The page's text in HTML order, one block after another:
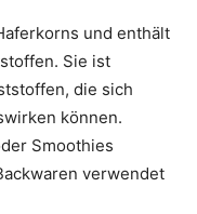
und enthält
Sie ist
die sich
können.
Smoothies
verwendet